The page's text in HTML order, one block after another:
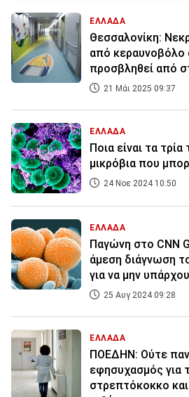
ΕΛΛΑΔΑ
Θεσσαλονίκη:
από κεραυνοβόλο
προσβληθεί από
21 Μάι 2025 09:37
ΕΛΛΑΔΑ
Ποια είναι τα τρία
μικρόβια που
24 Νοε 2024 10:50
ΕΛΛΑΔΑ
Παγώνη στο CNN
άμεση διάγνωση
για να μην
25 Αυγ 2024 09:28
ΕΛΛΑΔΑ
ΠΟΕΔΗΝ: Ούτε
εφησυχασμός για
στρεπτόκοκκο